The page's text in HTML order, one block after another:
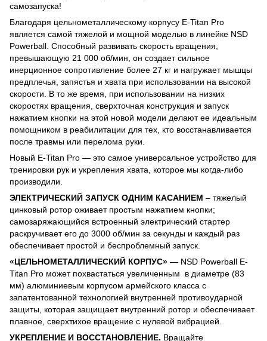
самозапуска!
Благодаря цельнометаллическому корпусу E-Titan Pro
является самой тяжелой и мощной моделью в линейке NSD
Powerball. Способный развивать скорость вращения,
превышающую 21 000 об/мин, он создает сильное
инерционное сопротивление более 27 кг и нагружает мышцы
предплечья, запястья и хвата при использовании на высокой
скорости. В то же время, при использовании на низких
скоростях вращения, сверхточная конструкция и запуск
нажатием кнопки на этой новой модели делают ее идеальным
помощником в реабилитации для тех, кто восстанавливается
после травмы или перелома руки.
Новый E-Titan Pro — это самое универсальное устройство для
тренировки рук и укрепления хвата, которое мы когда-либо
производили.
ЭЛЕКТРИЧЕСКИЙ ЗАПУСК ОДНИМ КАСАНИЕМ – тяжелый
цинковый ротор оживает простым нажатием кнопки;
самозаряжающийся встроенный электрический стартер
раскручивает его до 3000 об/мин за секунды и каждый раз
обеспечивает простой и беспроблемный запуск.
«ЦЕЛЬНОМЕТАЛЛИЧЕСКИЙ КОРПУС» — NSD Powerball E-
Titan Pro может похвастаться увеличенным в диаметре (83
мм) алюминиевым корпусом армейского класса с
запатентованной технологией внутренней противоударной
защиты, которая защищает внутренний ротор и обеспечивает
плавное, сверхтихое вращение с нулевой вибрацией.
УКРЕПЛЕНИЕ И ВОССТАНОВЛЕНИЕ. Вращайте